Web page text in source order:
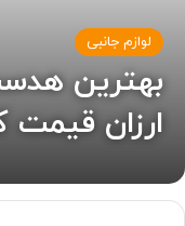
لوازم جانبی
بهترین
ارزان